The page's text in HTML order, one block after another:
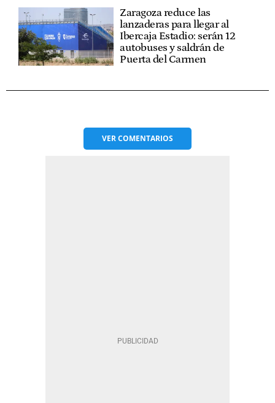
Zaragoza reduce las
lanzaderas para llegar al
Ibercaja Estadio: serán 12
autobuses y saldrán de
Puerta del Carmen
VERCOMENTARIOS